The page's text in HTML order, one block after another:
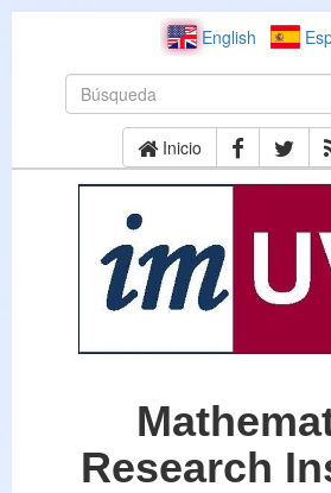
English
Inicio
Research